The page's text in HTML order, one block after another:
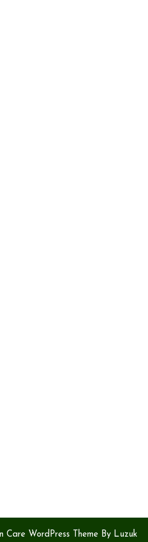
Care WordPress Theme By Luzuk